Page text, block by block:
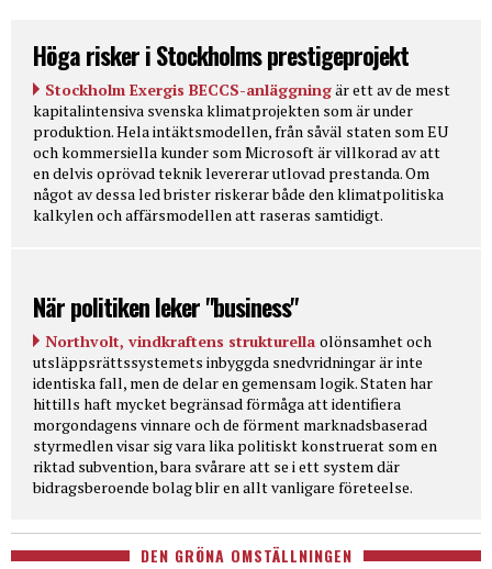
Höga risker i Stockholms prestigeprojekt
Stockholm Exergis BECCS-anläggningär ett av de mest
kapitalintensiva svenska klimatprojekten som är under
produktion. Hela intäktsmodellen, från såväl staten som EU
och kommersiella kunder som Microsoft är villkorad av att
en delvis oprövad teknik levererar utlovad prestanda. Om
något av dessa led brister riskerar både den klimatpolitiska
kalkylen och affärsmodellen att raseras samtidigt.
När politiken leker "business"
Northvolt, vindkraftens strukturella olönsamhet och
utsläppsrättssystemets inbyggda snedvridningar är inte
identiska fall, men de delar en gemensam logik. Staten har
hittills haft mycket begränsad förmåga att identifiera
morgondagens vinnare och de förment marknadsbaserad
styrmedlen visar sig vara lika politiskt konstruerat som en
riktad subvention, bara svårare att se i ett system där
bidragsberoende bolag blir en allt vanligare företeelse.
DEN GRÖNA OMSTÄLLNINGEN